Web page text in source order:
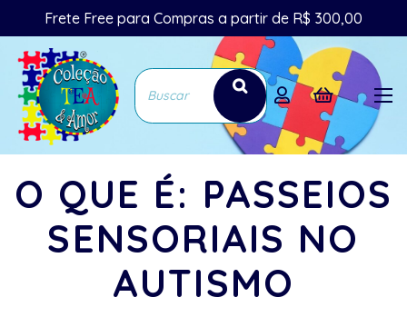
Frete Free para Compras a partir de R$ 300,00
O QUE É: PASSEIOS
SENSORIAIS NO
AUTISMO